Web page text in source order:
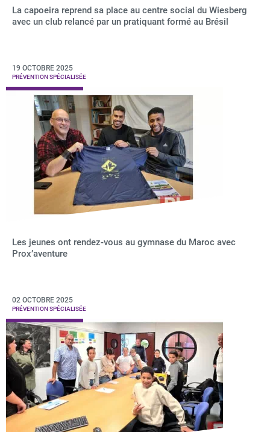
La capoeira reprend sa place au centre social du Wiesberg
avec un club relancé par un pratiquant formé au Brésil
19 OCTOBRE 2025
PRÉVENTION SPÉCIALISÉE
Les jeunes ont rendez-vous au gymnase du Maroc avec
Prox’aventure
02 OCTOBRE 2025
PRÉVENTION SPÉCIALISÉE